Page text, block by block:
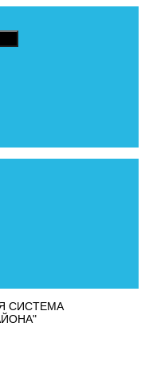
СИСТЕМА